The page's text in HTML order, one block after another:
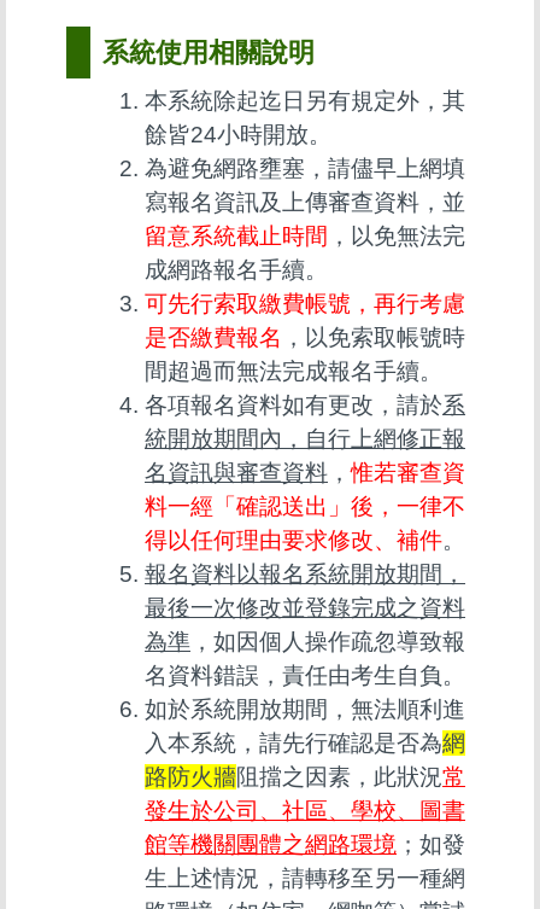
系統使用相關說明
本系統除起迄日另有規定外，其
餘皆24小時開放。
為避免網路壅塞，請儘早上網填
寫報名資訊及上傳審查資料，並
留意系統截止時間 ，以免無法完
成網路報名手續。
可先行索取繳費帳號，再行考慮
是否繳費報名 ，以免索取帳號時
間超過而無法完成報名手續。
各項報名資料如有更改，請於系
統開放期間內，自行上網修正報
名資訊與審查資料 ，惟若審查資
料一經「確認送出」後，一律不
得以任何理由要求修改、補件。
報名資料以報名系統開放期間，
最後一次修改並登錄完成之資料
為準 ，如因個人操作疏忽導致報
名資料錯誤，責任由考生自負。
如於系統開放期間，無法順利進
入本系統，請先行確認是否為網
路防火牆阻擋之因素，此狀況常
發生於公司、社區、學校、圖書
館等機關團體之網路環境 ；如發
生上述情況，請轉移至另一種網